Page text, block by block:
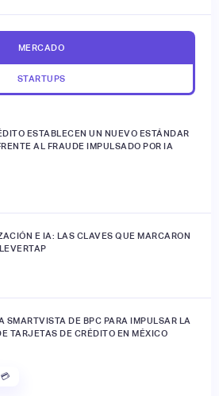
MERCADO
STARTUPS
ESTABLECEN UN NUEVO ESTÁNDAR
AL FRAUDE IMPULSADO POR IA
E IA: LAS CLAVES QUE MARCARON
SMARTVISTA DE BPC PARA IMPULSAR LA
TARJETAS DE CRÉDITO EN MÉXICO